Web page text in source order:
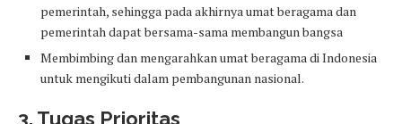
pemerintah, sehingga pada akhirnya umat beragama dan
pemerintah dapat bersama-sama membangun bangsa
Membimbing dan mengarahkan umat beragama di Indonesia
untuk mengikuti dalam pembangunan nasional.
3. Tugas Prioritas